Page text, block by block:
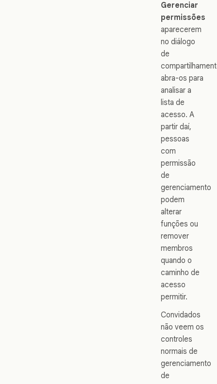
Gerenciar
permissões
aparecerem
no diálogo
de
abra-os para
analisar a
lista de
acesso. A
partir daí,
pessoas
com
permissão
de
gerenciamento
podem
alterar
funções ou
remover
membros
quando o
caminho de
acesso
permitir.
Convidados
não veem os
controles
normais de
gerenciamento
de